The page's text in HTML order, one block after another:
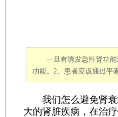
一旦有诱发急性肾功
功能。2、患者应该通过平
我们怎么避免肾衰
大的肾脏疾病，在治